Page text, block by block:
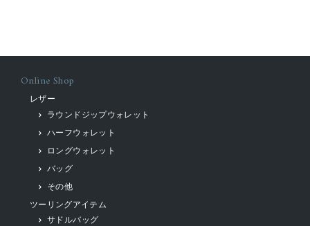
Online Shop
レザー
ラウンドジップウォレット
ハーフウォレット
ロングウォレット
バッグ
その他
ツーリングアイテム
サドルバッグ